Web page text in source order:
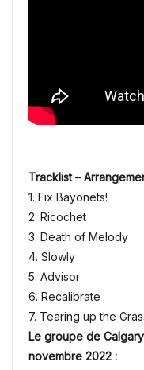
Tracklist –
1. Fix Bayonets!
2. Ricochet
3. Death of Melody
4. Slowly
5. Advisor
6. Recalibrate
7. Tearing up the
Le groupe de
novembre 2022 :